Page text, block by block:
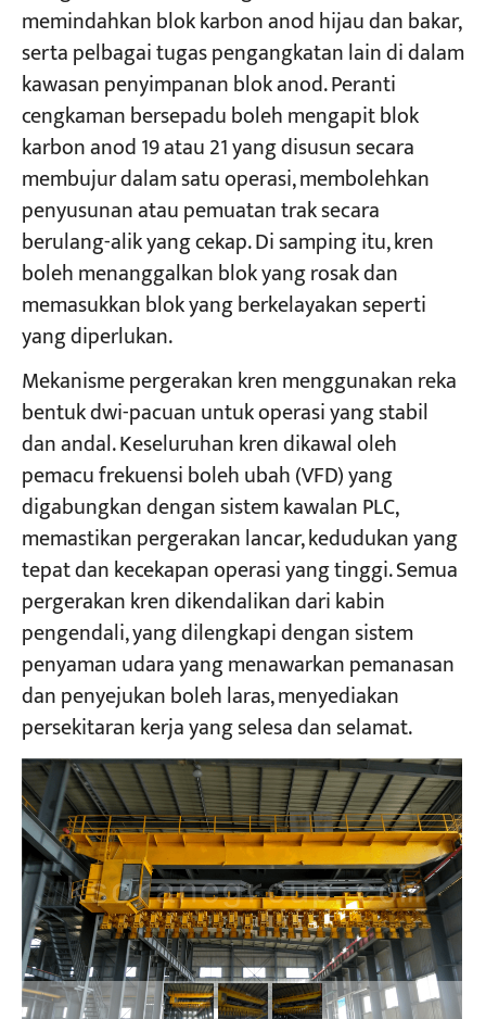
Projek
Blog
Berita
Permohonan
Tentang kita
Hubungi Kami
memindahkan blok karbon anod hijau dan bakar,
serta pelbagai tugas pengangkatan lain di dalam
kawasan penyimpanan blok anod. Peranti
cengkaman bersepadu boleh mengapit blok
karbon anod 19 atau 21 yang disusun secara
membujur dalam satu operasi, membolehkan
penyusunan atau pemuatan trak secara
berulang-alik yang cekap. Di samping itu, kren
boleh menanggalkan blok yang rosak dan
memasukkan blok yang berkelayakan seperti
yang diperlukan.
Mekanisme pergerakan kren menggunakan reka
bentuk dwi-pacuan untuk operasi yang stabil
dan andal. Keseluruhan kren dikawal oleh
pemacu frekuensi boleh ubah (VFD) yang
digabungkan dengan sistem kawalan PLC,
memastikan pergerakan lancar, kedudukan yang
tepat dan kecekapan operasi yang tinggi. Semua
pergerakan kren dikendalikan dari kabin
pengendali, yang dilengkapi dengan sistem
penyaman udara yang menawarkan pemanasan
dan penyejukan boleh laras, menyediakan
persekitaran kerja yang selesa dan selamat.